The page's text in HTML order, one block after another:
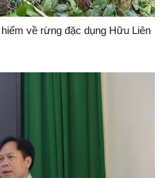
về rừng đặc dụng Hữu Liên